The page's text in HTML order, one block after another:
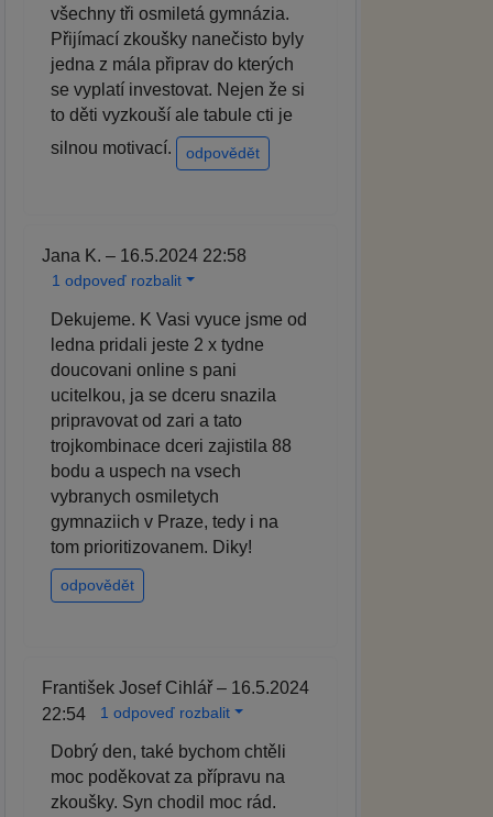
všechny tři osmiletá gymnázia.
Přijímací zkoušky nanečisto byly
jedna z mála připrav do kterých
se vyplatí investovat. Nejen že si
to děti vyzkouší ale tabule cti je
silnou motivací.
odpovědět
Jana K. – 16.5.2024 22:58
1 odpoveď rozbalit
Dekujeme. K Vasi vyuce jsme od
ledna pridali jeste 2 x tydne
doucovani online s pani
ucitelkou, ja se dceru snazila
pripravovat od zari a tato
trojkombinace dceri zajistila 88
bodu a uspech na vsech
vybranych osmiletych
gymnaziich v Praze, tedy i na
tom prioritizovanem. Diky!
odpovědět
František Josef Cihlář – 16.5.2024
22:54
1 odpoveď rozbalit
Dobrý den, také bychom chtěli
moc poděkovat za přípravu na
zkoušky. Syn chodil moc rád.